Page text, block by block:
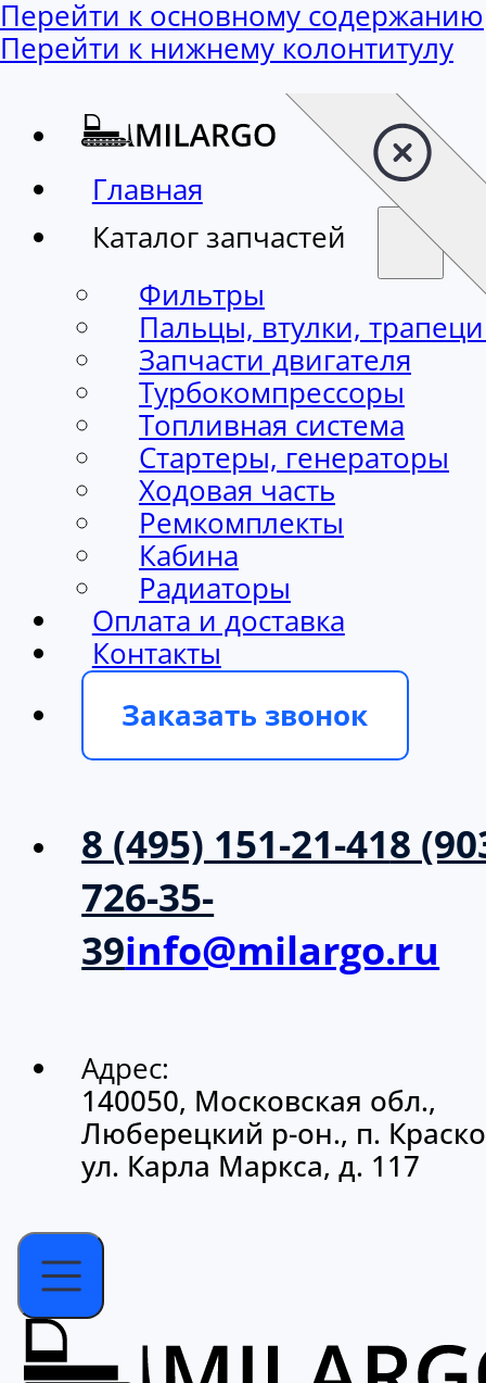
Перейти к основному содержанию
Перейти к нижнему колонтитулу
Главная
Каталог запчастей
Фильтры
Пальцы, втулки,
Запчасти двигателя
Турбокомпрессоры
Топливная система
Стартеры, генераторы
Ходовая часть
Ремкомплекты
Кабина
Радиаторы
Оплата и доставка
Контакты
Заказать звонок
8 (495) 151-21-418
726-35-
39info@milargo.ru
Адрес:
140050, Московская обл.,
Люберецкий р-он., п.
ул. Карла Маркса, д. 117